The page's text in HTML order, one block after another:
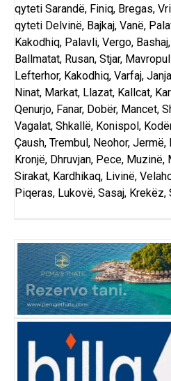
qyteti Sarandë, Finiq, Bregas,
qyteti Delvinë, Bajkaj, Vanë,
Kakodhiq, Palavli, Vergo,
Ballmatat, Rusan, Stjar,
Lefterhor, Kakodhiq, Varfaj,
Ninat, Markat, Llazat, Kallcat,
Qenurjo, Fanar, Dobër, Mancet,
Vagalat, Shkallë, Konispol,
Çaush, Trembul, Neohor,
Kronjë, Dhruvjan, Pece,
Sirakat, Kardhikaq, Livinë,
Piqeras, Lukovë, Sasaj,